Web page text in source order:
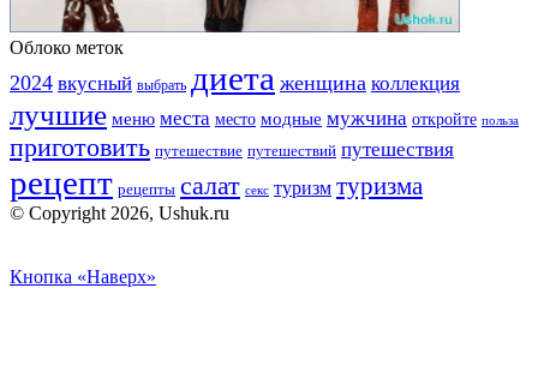
Облоко меток
2024 вкусный выбрать диета женщина коллекция
лучшие меню места место модные мужчина откройте польза
приготовить путешествие путешествий путешествия
рецепт рецепты салат секс туризм туризма
© Copyright 2026, Ushuk.ru
Кнопка «Наверх»